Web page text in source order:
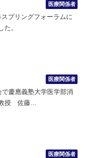
医療関係者
プリングフォーラムに
た。
医療関係者
慶應義塾大学医学部消
授 佐藤...
医療関係者